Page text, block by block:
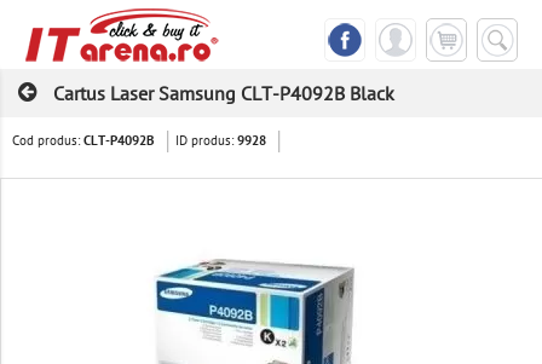
Cartus Laser Samsung CLT-P4092B Black
Cod produs:CLT-P4092B ID produs:9928